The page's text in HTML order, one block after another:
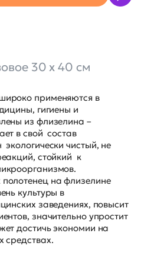
30 х 40 см
применяются в
гигиены и
из флизелина –
в свой состав
чистый, не
стойкий к
на флизелине
культуры в
заведениях, повысит
значительно упростит
достичь экономии на
средствах.